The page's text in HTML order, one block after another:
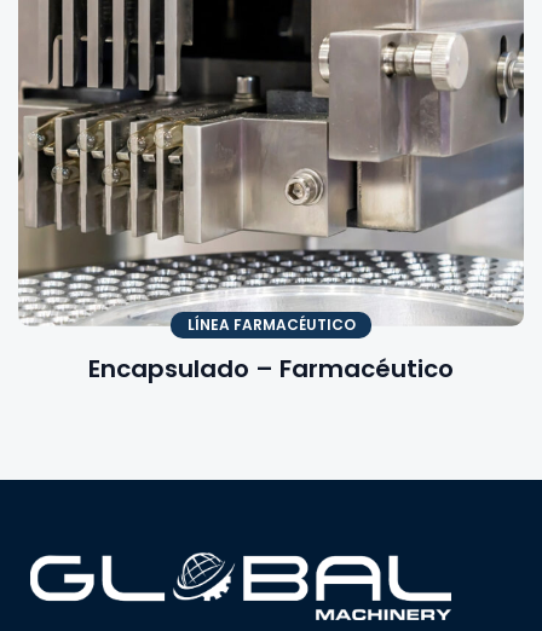
LÍNEA FARMACÉUTICO
Encapsulado – Farmacéutico